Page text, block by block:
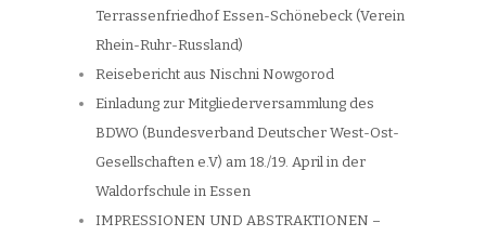
Terrassenfriedhof Essen-Schönebeck (Verein
Rhein-Ruhr-Russland)
Reisebericht aus Nischni Nowgorod
Einladung zur Mitgliederversammlung des
BDWO (Bundesverband Deutscher West-Ost-
Gesellschaften e.V) am 18./19. April in der
Waldorfschule in Essen
IMPRESSIONEN UND ABSTRAKTIONEN –